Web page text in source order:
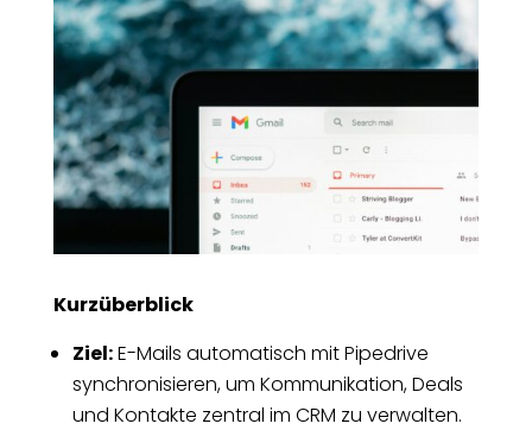
Kurzüberblick
Ziel:E-Mails automatisch mit Pipedrive
synchronisieren, um Kommunikation, Deals
und Kontakte zentral im CRM zu verwalten.